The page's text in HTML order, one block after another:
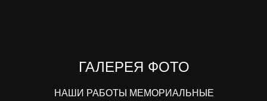
ГАЛЕРЕЯ ФОТО
НАШИ РАБОТЫ МЕМОРИАЛЬНЫЕ